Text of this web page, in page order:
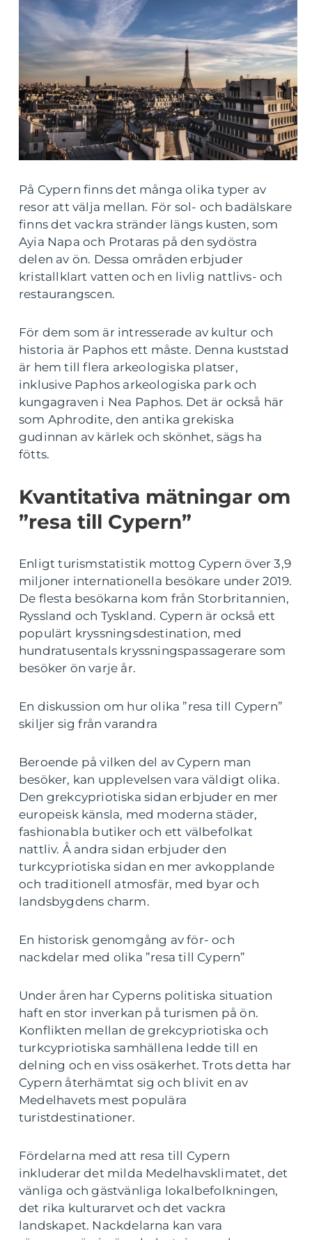
På Cypern finns det många olika typer av
resor att välja mellan. För sol- och badälskare
finns det vackra stränder längs kusten, som
Ayia Napa och Protaras på den sydöstra
delen av ön. Dessa områden erbjuder
kristallklart vatten och en livlig nattlivs- och
restaurangscen.
För dem som är intresserade av kultur och
historia är Paphos ett måste. Denna kuststad
är hem till flera arkeologiska platser,
inklusive Paphos arkeologiska park och
kungagraven i Nea Paphos. Det är också här
som Aphrodite, den antika grekiska
gudinnan av kärlek och skönhet, sägs ha
fötts.
Kvantitativa mätningar om
”resa till Cypern”
Enligt turismstatistik mottog Cypern över 3,9
miljoner internationella besökare under 2019.
De flesta besökarna kom från Storbritannien,
Ryssland och Tyskland. Cypern är också ett
populärt kryssningsdestination, med
hundratusentals kryssningspassagerare som
besöker ön varje år.
En diskussion om hur olika ”resa till Cypern”
skiljer sig från varandra
Beroende på vilken del av Cypern man
besöker, kan upplevelsen vara väldigt olika.
Den grekcypriotiska sidan erbjuder en mer
europeisk känsla, med moderna städer,
fashionabla butiker och ett välbefolkat
nattliv. Å andra sidan erbjuder den
turkcypriotiska sidan en mer avkopplande
och traditionell atmosfär, med byar och
landsbygdens charm.
En historisk genomgång av för- och
nackdelar med olika ”resa till Cypern”
Under åren har Cyperns politiska situation
haft en stor inverkan på turismen på ön.
Konflikten mellan de grekcypriotiska och
turkcypriotiska samhällena ledde till en
delning och en viss osäkerhet. Trots detta har
Cypern återhämtat sig och blivit en av
Medelhavets mest populära
turistdestinationer.
Fördelarna med att resa till Cypern
inkluderar det milda Medelhavsklimatet, det
vänliga och gästvänliga lokalbefolkningen,
det rika kulturarvet och det vackra
landskapet. Nackdelarna kan vara